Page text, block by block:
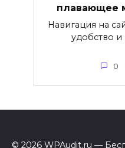
плавающее
Навигация на
удобство и
0
© 2026 WPAudit.ru —